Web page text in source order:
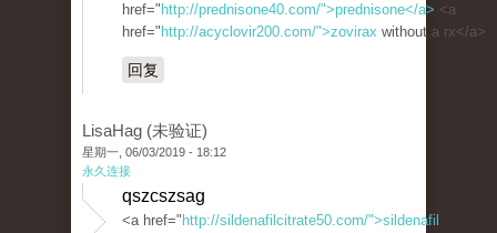
href=" http://prednisone40.com/">prednisone</a> <a
href=" http://acyclovir200.com/">zovirax without a rx</a>
回复
LisaHag (未验证)
星期一, 06/03/2019 - 18:12
永久连接
qszcszsag
<a href=" http://sildenafilcitrate50.com/">sildenafil